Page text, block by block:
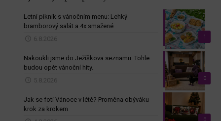
1
Letní piknik s vánočním menu: Lehký
bramborový salát a 4x smažené
6.8.2026
0
Nakoukli jsme do Ježíškova seznamu. Tohle
budou opět vánoční hity.
5.8.2026
0
Jak se fotí Vánoce v létě? Proměna obýváku
krok za krokem